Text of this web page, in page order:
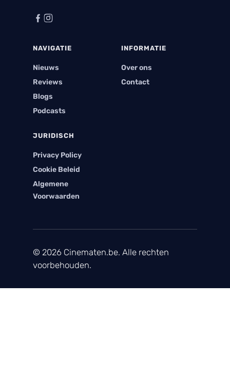
NAVIGATIE
Nieuws
Reviews
Blogs
Podcasts
INFORMATIE
Over ons
Contact
JURIDISCH
Privacy Policy
Cookie Beleid
Algemene
Voorwaarden
© 2026 Cinematen.be. Alle rechten
voorbehouden.